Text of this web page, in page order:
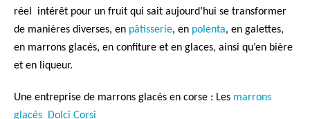
réel intérêt pour un fruit qui sait aujourd’hui se transformer
de manières diverses, en pâtisserie, en polenta, en galettes,
en marrons glacés, en confiture et en glaces, ainsi qu’en bière
et en liqueur.
Une entreprise de marrons glacés en corse : Les marrons
glacés Dolci Corsi